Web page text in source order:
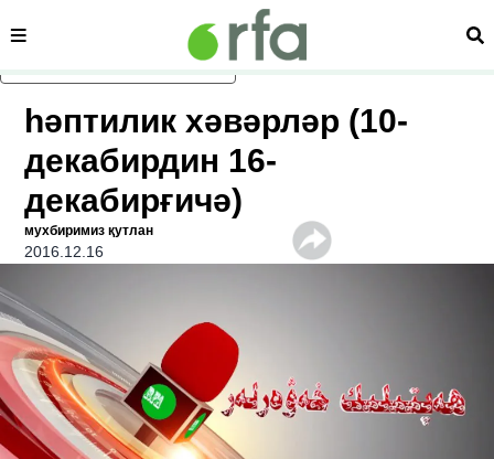
асаслиқ мәзмунға атлаң
сәһипә
һәптилик хәвәрләр (10-
декабирдин 16-
декабирғичә)
мухбиримиз қутлан
2016.12.16